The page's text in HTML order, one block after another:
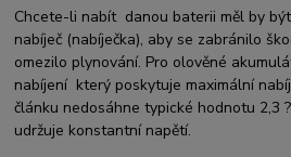
Chcete-li nabít danou baterii měl by
nabíječ (nabíječka), aby se zabránilo
omezilo plynování. Pro olověné
nabíjení který poskytuje maximální
článku nedosáhne typické hodnotu 2,3
udržuje konstantní napětí.